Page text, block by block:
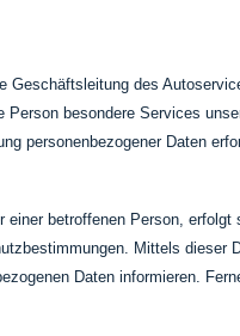
des
besondere Services
personenbezogener Daten
einer betroffenen Person,
Mittels dieser
Daten informieren.